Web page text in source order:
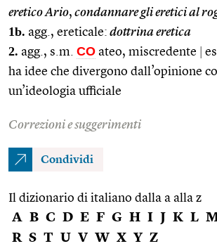
eretico Ario, condannare gli eretici al
1b. agg., ereticale: dottrina eretica
2. agg., s.m. CO ateo, miscredente
ha idee che divergono dall’opinione
un’ideologia ufficiale
Correzioni e suggerimenti
Condividi
Il dizionario di italiano dalla a alla z
A B C D E F G H I J K L
R S T U V W X Y Z